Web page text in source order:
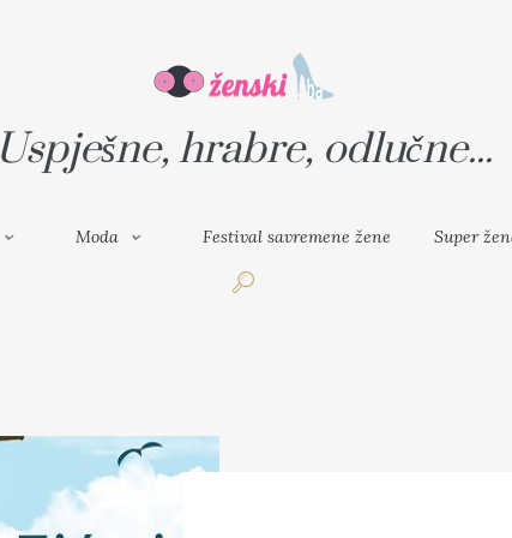
SUPER ŽENA
Uspješne, hrabre, odlučne...
Moda Festival savremene žene Super